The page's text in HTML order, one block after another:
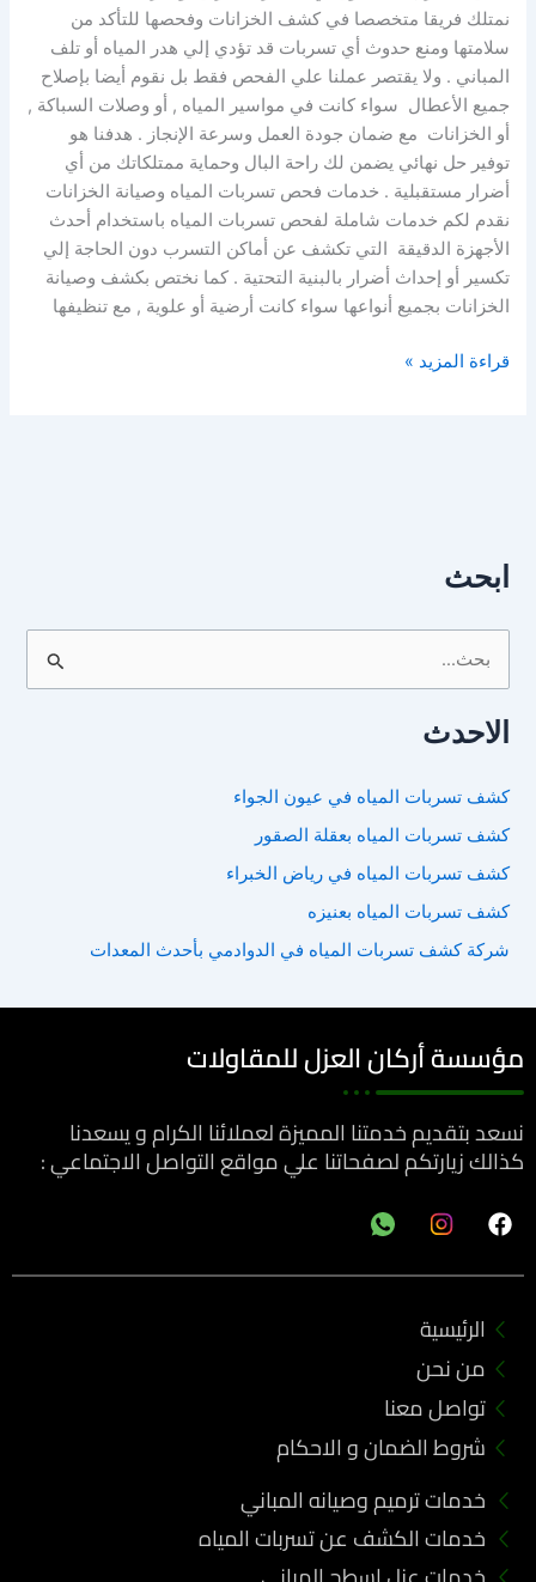
نمتلك فريقا متخصصا في كشف الخزانات وفحصها للتأكد من
سلامتها ومنع حدوث أي تسربات قد تؤدي إلي هدر المياه أو تلف
المباني . ولا يقتصر عملنا علي الفحص فقط بل نقوم أيضا بإصلاح
جميع الأعطال سواء كانت في مواسير المياه , أو وصلات السباكة ,
أو الخزانات مع ضمان جودة العمل وسرعة الإنجاز . هدفنا هو
توفير حل نهائي يضمن لك راحة البال وحماية ممتلكاتك من أي
أضرار مستقبلية . خدمات فحص تسربات المياه وصيانة الخزانات
نقدم لكم خدمات شاملة لفحص تسربات المياه باستخدام أحدث
الأجهزة الدقيقة التي تكشف عن أماكن التسرب دون الحاجة إلي
تكسير أو إحداث أضرار بالبنية التحتية . كما نختص بكشف وصيانة
الخزانات بجميع أنواعها سواء كانت أرضية أو علوية , مع تنظيفها
قراءة المزيد »
ابحث
ث
ع
ن
:
الاحدث
كشف تسربات المياه في عيون الجواء
كشف تسربات المياه بعقلة الصقور
كشف تسربات المياه في رياض الخبراء
كشف تسربات المياه بعنيزه
شركة كشف تسربات المياه في الدوادمي بأحدث المعدات
مؤسسة أركان العزل للمقاولات
نسعد بتقديم خدمتنا المميزة لعملائنا الكرام و يسعدنا
كذالك زيارتكم لصفحاتنا علي مواقع التواصل الاجتماعي :
F
a
e
o
k
الرئيسية
من نحن
تواصل معنا
شروط الضمان و الاحكام
خدمات ترميم وصيانه المباني
خدمات الكشف عن تسربات المياه